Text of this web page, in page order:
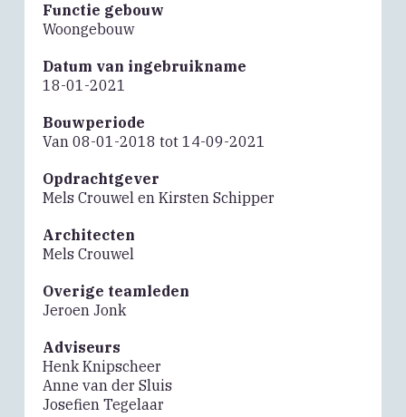
Functie gebouw
Woongebouw
Datum van ingebruikname
18-01-2021
Bouwperiode
Van 08-01-2018 tot 14-09-2021
Opdrachtgever
Mels Crouwel en Kirsten Schipper
Architecten
Mels Crouwel
Overige teamleden
Jeroen Jonk
Adviseurs
Henk Knipscheer
Anne van der Sluis
Josefien Tegelaar